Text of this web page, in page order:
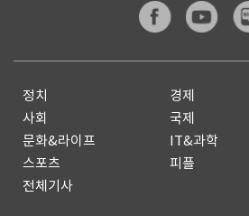
정치 경제
사회
국제
문화&라이프
IT&과학
스포츠
피플
전체기사